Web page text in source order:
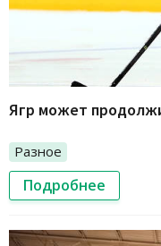
Ягр может
Разное
Подробнее